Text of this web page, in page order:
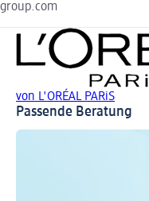
group.com
von L'ORÉAL PARiS
Passende Beratung